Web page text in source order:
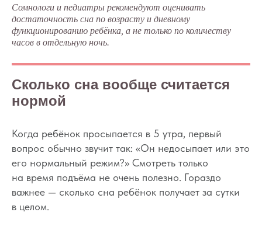
Сомнологи и педиатры рекомендуют оценивать
достаточность сна по возрасту и дневному
функционированию ребёнка, а не только по количеству
часов в отдельную ночь.
Сколько сна вообще считается
нормой
Когда ребёнок просыпается в 5 утра, первый
вопрос обычно звучит так: «Он недосыпает или это
его нормальный режим?» Смотреть только
на время подъёма не очень полезно. Гораздо
важнее — сколько сна ребёнок получает за сутки
в целом.